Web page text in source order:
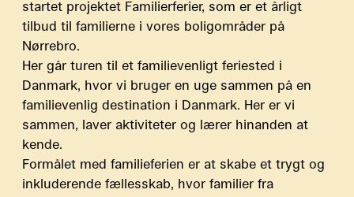
startet projektet Familierferier, som er et årligt
tilbud til familierne i vores boligområder på
Nørrebro.
Her går turen til et familievenligt feriested i
Danmark, hvor vi bruger en uge sammen på en
familievenlig destination i Danmark. Her er vi
sammen, laver aktiviteter og lærer hinanden at
kende.
Formålet med familieferien er at skabe et trygt og
inkluderende fællesskab, hvor familier fra